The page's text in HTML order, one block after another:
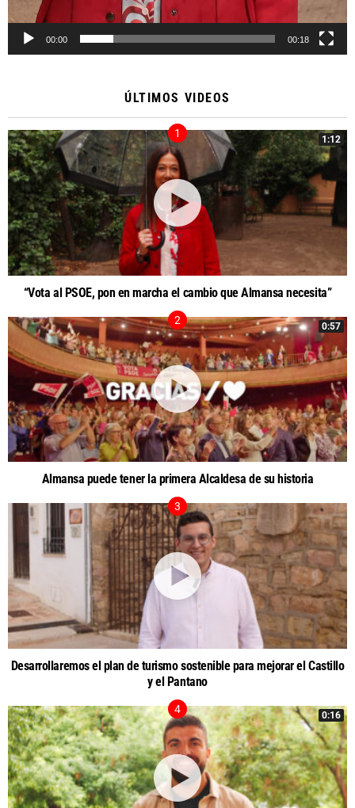
00:00 00:18
ÚLTIMOS VIDEOS
1:12
“Vota al PSOE, pon en marcha el cambio que Almansa necesita”
0:57
Almansa puede tener la primera Alcaldesa de su historia
Desarrollaremos el plan de turismo sostenible para mejorar el Castillo
y el Pantano
0:16